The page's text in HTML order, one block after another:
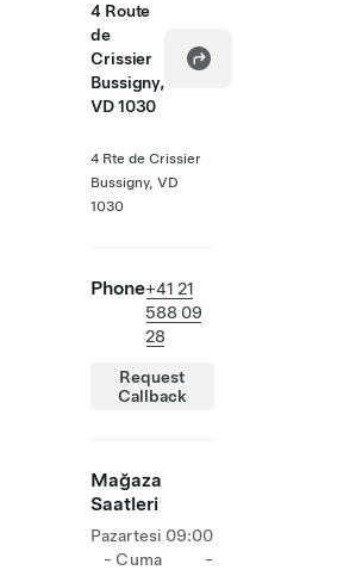
4 Route
de
Crissier
Bussigny,
VD 1030
4 Rte de Crissier
Bussigny, VD
1030
Phone+41 21
588 09
28
Request
Callback
Mağaza
Saatleri
Pazartesi
- Cuma
09:00
-